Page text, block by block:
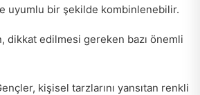
uyumlu bir şekilde kombinlenebilir.
dikkat edilmesi gereken bazı önemli
kişisel tarzlarını yansıtan renkli